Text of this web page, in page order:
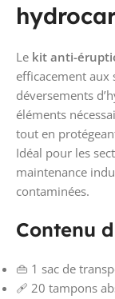
Le kit anti-
efficacement aux
déversements
éléments
tout en
Idéal pour les
maintenance
contaminées.
Contenu
👜 1 sac de
🩹 20 tampons